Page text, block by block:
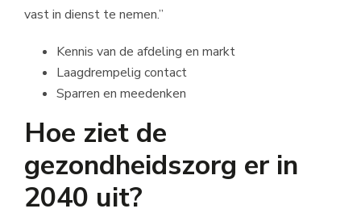
vast in dienst te nemen.”
Kennis van de afdeling en markt
Laagdrempelig contact
Sparren en meedenken
Hoe ziet de
gezondheidszorg er in
2040 uit?